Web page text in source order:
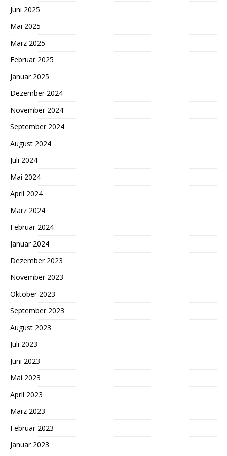
Juni 2025
Mai 2025
März 2025
Februar 2025
Januar 2025
Dezember 2024
November 2024
September 2024
August 2024
Juli 2024
Mai 2024
April 2024
März 2024
Februar 2024
Januar 2024
Dezember 2023
November 2023
Oktober 2023
September 2023
August 2023
Juli 2023
Juni 2023
Mai 2023
April 2023
März 2023
Februar 2023
Januar 2023